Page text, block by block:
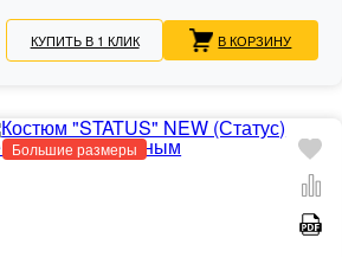
КУПИТЬ В 1 КЛИК В КОРЗИНУ
Большие размеры